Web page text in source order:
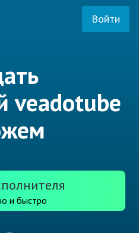
Войти
veadotube
и быстро